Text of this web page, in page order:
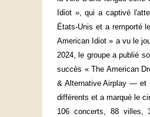
Idiot », qui a captivé
États-Unis et a remporté
American Idiot » a vu le
2024, le groupe a publié
succès « The American
& Alternative Airplay — et
différents et a marqué le
106 concerts, 88 villes,